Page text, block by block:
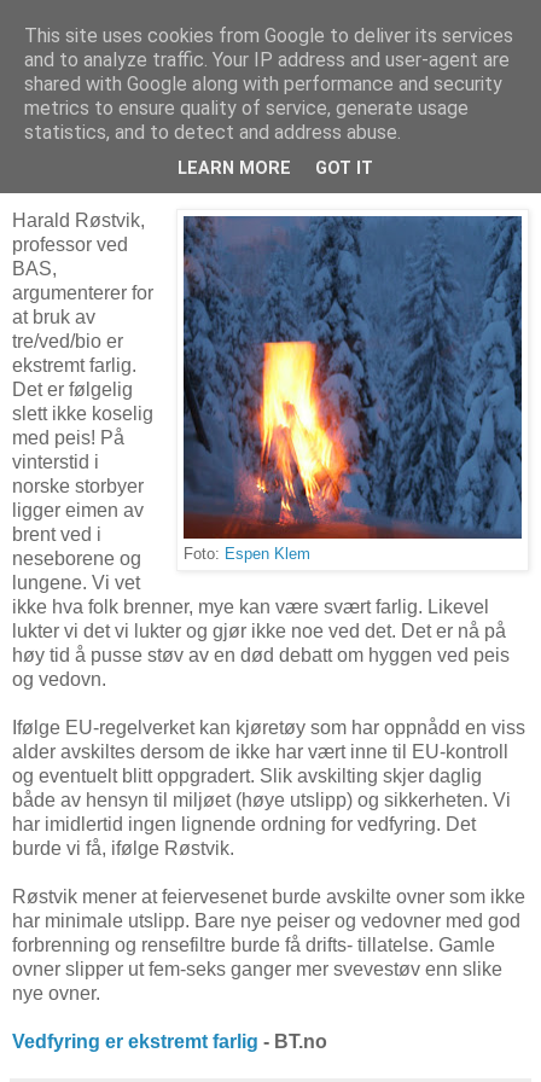
Arkitektur & Miljøteknologi
18 januar 2013
Vekk med peisen
Foto: Espen Klem
Harald Røstvik,
professor ved
BAS,
argumenterer for
at bruk av
tre/ved/bio er
ekstremt farlig.
Det er følgelig
slett ikke koselig
med peis! På
vinterstid i
norske storbyer
ligger eimen av
brent ved i
neseborene og
lungene. Vi vet
ikke hva folk brenner, mye kan være svært farlig. Likevel
lukter vi det vi lukter og gjør ikke noe ved det. Det er nå på
høy tid å pusse støv av en død debatt om hyggen ved peis
og vedovn.
Ifølge EU-regelverket kan kjøretøy som har oppnådd en viss
alder avskiltes dersom de ikke har vært inne til EU-kontroll
og eventuelt blitt oppgradert. Slik avskilting skjer daglig
både av hensyn til miljøet (høye utslipp) og sikkerheten. Vi
har imidlertid ingen lignende ordning for vedfyring. Det
burde vi få, ifølge Røstvik.
Røstvik mener at feiervesenet burde avskilte ovner som ikke
har minimale utslipp. Bare nye peiser og vedovner med god
forbrenning og rensefiltre burde få drifts- tillatelse. Gamle
ovner slipper ut fem-seks ganger mer svevestøv enn slike
nye ovner.
Vedfyring er ekstremt farlig - BT.no
This site uses cookies from Google to deliver its services
and to analyze traffic. Your IP address and user-agent are
shared with Google along with performance and security
metrics to ensure quality of service, generate usage
statistics, and to detect and address abuse.
LEARN MORE GOT IT